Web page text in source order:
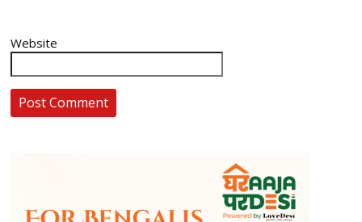
Website